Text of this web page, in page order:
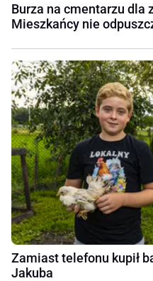
Burza na cmentarzu dla
Mieszkańcy nie
Zamiast telefonu kupił
Jakuba